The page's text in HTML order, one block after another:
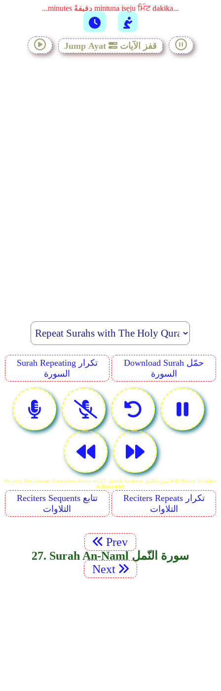
...minutes دقيقةً mintuna isẹju ਮਿੰਟ dakika...
Jump Ayat قفز الآيات
Surah Repeating تكرار
السورة
Download Surah حمّل
السورة
Reciting Mutarjamah Translation Audio for 27. Surah An-Naml سورة النّمل N.B *Surah Includes
Al-Basmalah
Reciters Sequents تتابع
التلاوات
Reciters Repeats تكرار
التلاوات
Prev
27. Surah An-Naml سورة النّمل
Next